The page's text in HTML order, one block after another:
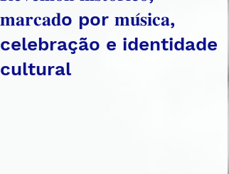
𝐦𝐚𝐫𝐜𝐚𝐝o por 𝐦𝐮́𝐬𝐢𝐜𝐚,
celebração e identidade
cultural